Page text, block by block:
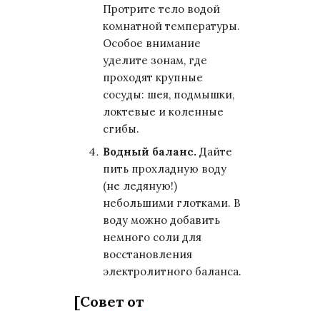
Протрите тело водой
комнатной температуры.
Особое внимание
уделите зонам, где
проходят крупные
сосуды: шея, подмышки,
локтевые и коленные
сгибы.
Водный баланс. Дайте
пить прохладную воду
(не ледяную!)
небольшими глотками. В
воду можно добавить
немного соли для
восстановления
электролитного баланса.
[Совет от